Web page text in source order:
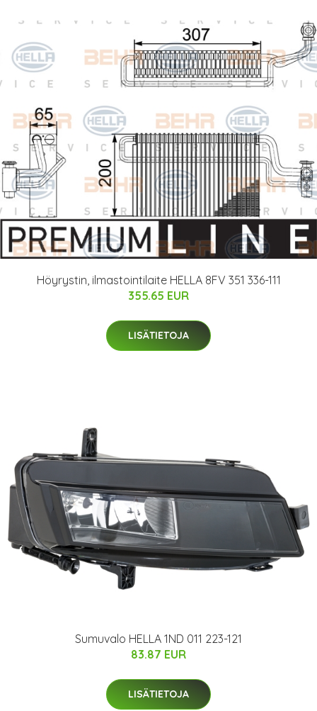
Höyrystin, ilmastointilaite HELLA 8FV 351 336-111
355.65 EUR
LISÄTIETOJA
Sumuvalo HELLA 1ND 011 223-121
83.87 EUR
LISÄTIETOJA